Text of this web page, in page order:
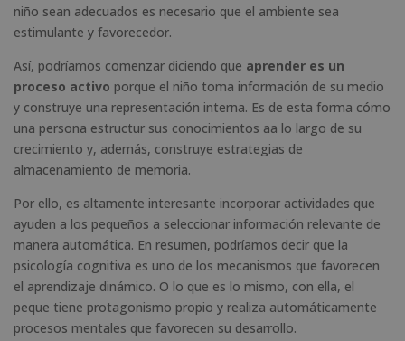
niño sean adecuados es necesario que el ambiente sea
estimulante y favorecedor.
Así, podríamos comenzar diciendo que aprender es un
proceso activo porque el niño toma información de su medio
y construye una representación interna. Es de esta forma cómo
una persona estructur sus conocimientos aa lo largo de su
crecimiento y, además, construye estrategias de
almacenamiento de memoria.
Por ello, es altamente interesante incorporar actividades que
ayuden a los pequeños a seleccionar información relevante de
manera automática. En resumen, podríamos decir que la
psicología cognitiva es uno de los mecanismos que favorecen
el aprendizaje dinámico. O lo que es lo mismo, con ella, el
peque tiene protagonismo propio y realiza automáticamente
procesos mentales que favorecen su desarrollo.